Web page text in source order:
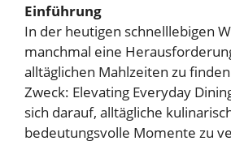
Einführung
In der heutigen schnelllebigen
manchmal eine
alltäglichen Mahlzeiten zu
Zweck: Elevating Everyday
sich darauf, alltägliche
bedeutungsvolle Momente zu